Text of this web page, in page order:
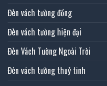
Đèn vách tường đồng
Đèn vách tường hiện đại
Đèn Vách Tường Ngoài Trời
Đèn vách tường thuỷ tinh